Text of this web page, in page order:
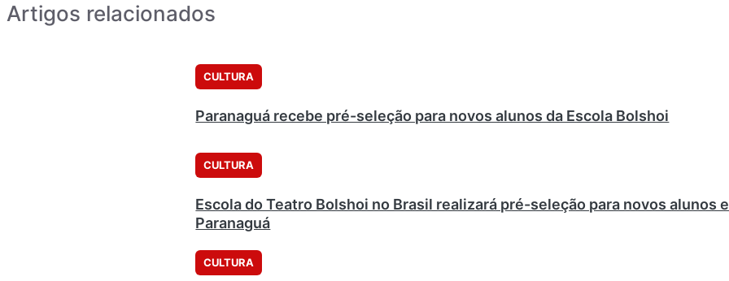
Artigos relacionados
CULTURA
Paranaguá recebe pré-seleção para novos alunos da Escola Bolshoi
CULTURA
Escola do Teatro Bolshoi no Brasil realizará pré-seleção para novos alunos
Paranaguá
CULTURA